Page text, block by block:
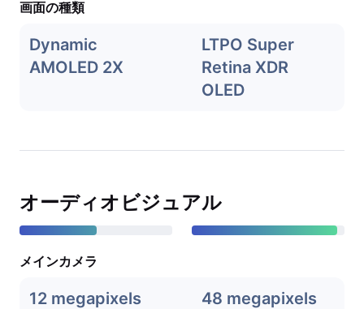
画面の種類
Dynamic
AMOLED 2X
LTPO Super
Retina XDR
OLED
オーディオビジュアル
メインカメラ
12 megapixels 48 megapixels